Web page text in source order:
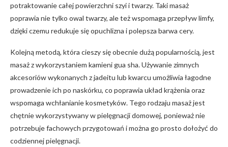
potraktowanie całej powierzchni szyi i twarzy. Taki masaż
poprawia nie tylko owal twarzy, ale też wspomaga przepływ limfy,
dzięki czemu redukuje się opuchlizna i polepsza barwa cery.
Kolejną metodą, która cieszy się obecnie dużą popularnością, jest
masaż z wykorzystaniem kamieni gua sha. Używanie zimnych
akcesoriów wykonanych z jadeitu lub kwarcu umożliwia łagodne
prowadzenie ich po naskórku, co poprawia układ krążenia oraz
wspomaga wchłanianie kosmetyków. Tego rodzaju masaż jest
chętnie wykorzystywany w pielęgnacji domowej, ponieważ nie
potrzebuje fachowych przygotowań i można go prosto dołożyć do
codziennej pielęgnacji.